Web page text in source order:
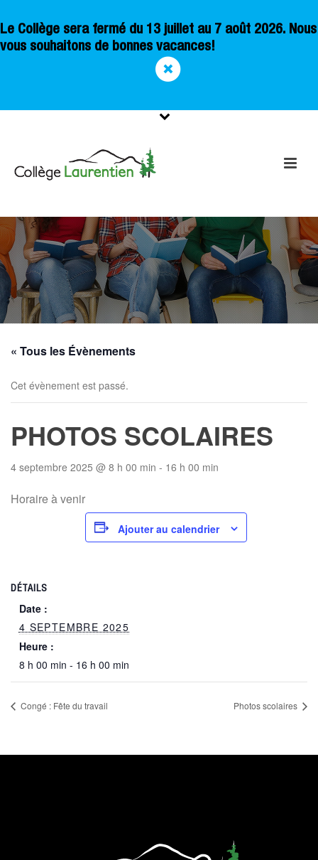
Le Collège sera fermé du 13 juillet au 7 août 2026. Nous
vous souhaitons de bonnes vacances!
« Tous les Évènements
Cet évènement est passé.
PHOTOS SCOLAIRES
4 septembre 2025 @ 8 h 00 min - 16 h 00 min
Horaire à venir
Ajouter au calendrier
DÉTAILS
Date :
4 SEPTEMBRE 2025
Heure :
8 h 00 min - 16 h 00 min
Congé : Fête du travail Photos scolaires